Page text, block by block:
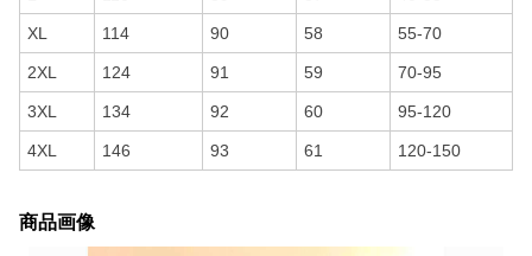
XL 114 90 58 55-70
2XL 124 91 59 70-95
3XL 134 92 60 95-120
4XL 146 93 61 120-150
商品画像